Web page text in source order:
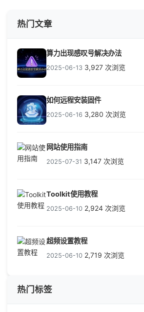
热门文章
算力出现感叹号解决办法
2025-06-13 3,927 次浏览
如何远程安装固件
2025-06-16 3,280 次浏览
网站使用指南
2025-07-31 3,147 次浏览
Toolkit使用教程
2025-06-10 2,924 次浏览
超频设置教程
2025-06-10 2,719 次浏览
热门标签